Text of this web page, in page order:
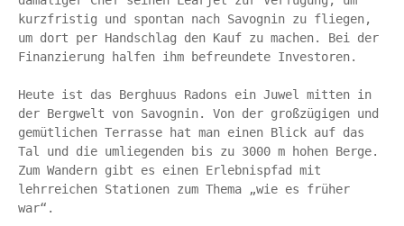
kurzfristig und spontan nach Savognin zu fliegen,
um dort per Handschlag den Kauf zu machen. Bei der
Finanzierung halfen ihm befreundete Investoren.
Heute ist das Berghuus Radons ein Juwel mitten in
der Bergwelt von Savognin. Von der großzügigen und
gemütlichen Terrasse hat man einen Blick auf das
Tal und die umliegenden bis zu 3000 m hohen Berge.
Zum Wandern gibt es einen Erlebnispfad mit
lehrreichen Stationen zum Thema „wie es früher
war“.